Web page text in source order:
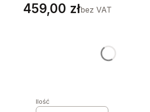
Cena
459,00 złbez VAT
Ilość